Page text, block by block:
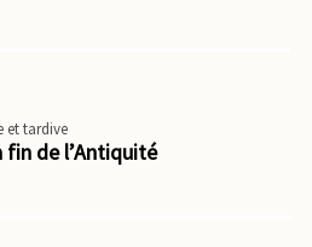
et tardive
fin de l’Antiquité